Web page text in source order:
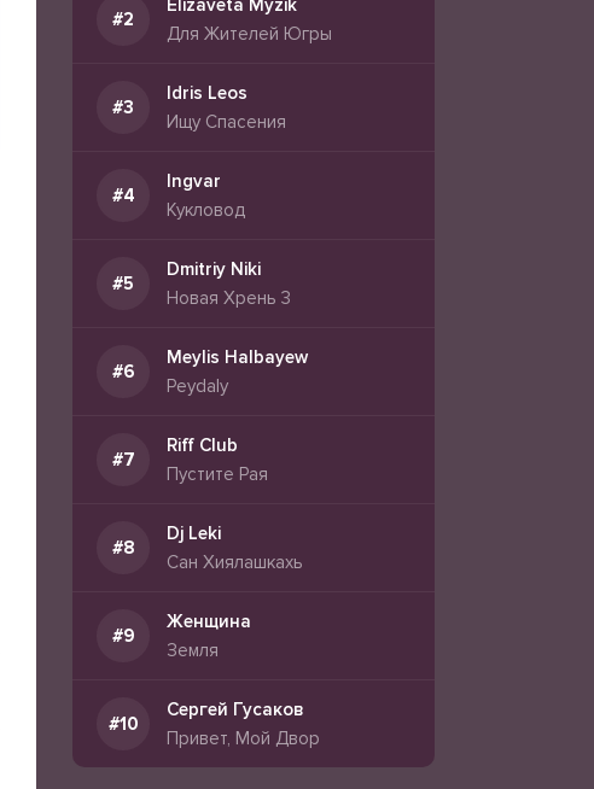
Elizaveta Myzik
Для Жителей Югры
Idris Leos
Ищу Спасения
Ingvar
Кукловод
Dmitriy Niki
Новая Хрень 3
Meylis Halbayew
Peydaly
Riff Club
Пустите Рая
Dj Leki
Сан Хиялашкахь
Женщина
Земля
Сергей Гусаков
Привет, Мой Двор